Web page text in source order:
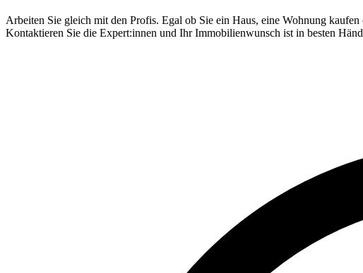
Arbeiten Sie gleich mit den Profis. Egal ob Sie ein Haus, eine Wohnung
Kontaktieren Sie die Expert:innen und Ihr Immobilienwunsch ist in besten